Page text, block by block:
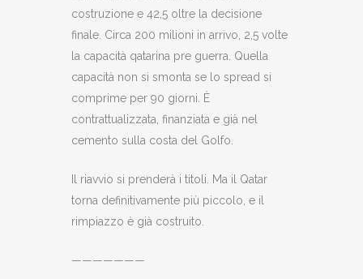
costruzione e 42,5 oltre la decisione
finale. Circa 200 milioni in arrivo, 2,5 volte
la capacità qatarina pre guerra. Quella
capacità non si smonta se lo spread si
comprime per 90 giorni. È
contrattualizzata, finanziata e già nel
cemento sulla costa del Golfo.
Il riavvio si prenderà i titoli. Ma il Qatar
torna definitivamente più piccolo, e il
rimpiazzo è già costruito.
———————